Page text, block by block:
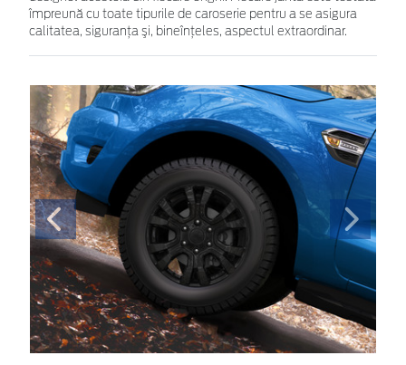
împreună cu toate tipurile de caroserie pentru a se asigura
calitatea, siguranţa şi, bineînţeles, aspectul extraordinar.